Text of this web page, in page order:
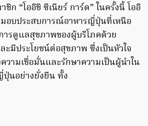
ชิก “โออิชิ ซีเนียร์ การ์ด” ในครั้งนี้ โออิ
อบประสบการณ์อาหารญี่ปุ่นที่เหนือ
ารดูแลสุขภาพของผู้บริโภคด้วย
มีประโยชน์ต่อสุขภาพ ซึ่งเป็นหัวใจ
วามเชื่อมั่นและรักษาความเป็นผู้นำใน
นอย่างยั่งยืน ทั้ง